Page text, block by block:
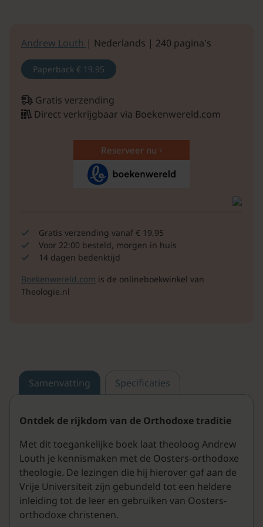
Andrew Louth | Nederlands | 240 pagina's
Paperback € 19.95
Gratis verzending
Direct verkrijgbaar via Boekenwereld.com
Reserveer nu
Gratis verzending vanaf € 19,95
Voor 22:00 besteld, morgen in huis
14 dagen bedenktijd
Boekenwereld.com is de onlineboekwinkel van
Theologie.nl
Samenvatting Specificaties
Ontdek de rijkdom van de Orthodoxe traditie
Met dit toegankelijke boek laat theoloog Andrew
Louth je kennismaken met de Oosters-orthodoxe
theologie. De lezingen die hij hierover gaf aan de
Vrije Universiteit zijn gebundeld tot een heldere
inleiding tot de leer en gebruiken van Oosters-
orthodoxe christenen.